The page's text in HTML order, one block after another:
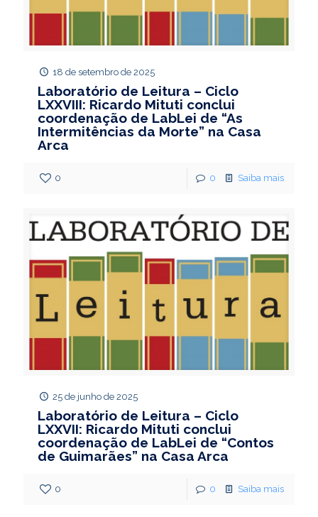
18 de setembro de 2025
Laboratório de Leitura – Ciclo
LXXVIII: Ricardo Mituti conclui
coordenação de LabLei de “As
Intermitências da Morte” na Casa
Arca
0 0 Saiba mais
25 de junho de 2025
Laboratório de Leitura – Ciclo
LXXVII: Ricardo Mituti conclui
coordenação de LabLei de “Contos
de Guimarães” na Casa Arca
0 0 Saiba mais